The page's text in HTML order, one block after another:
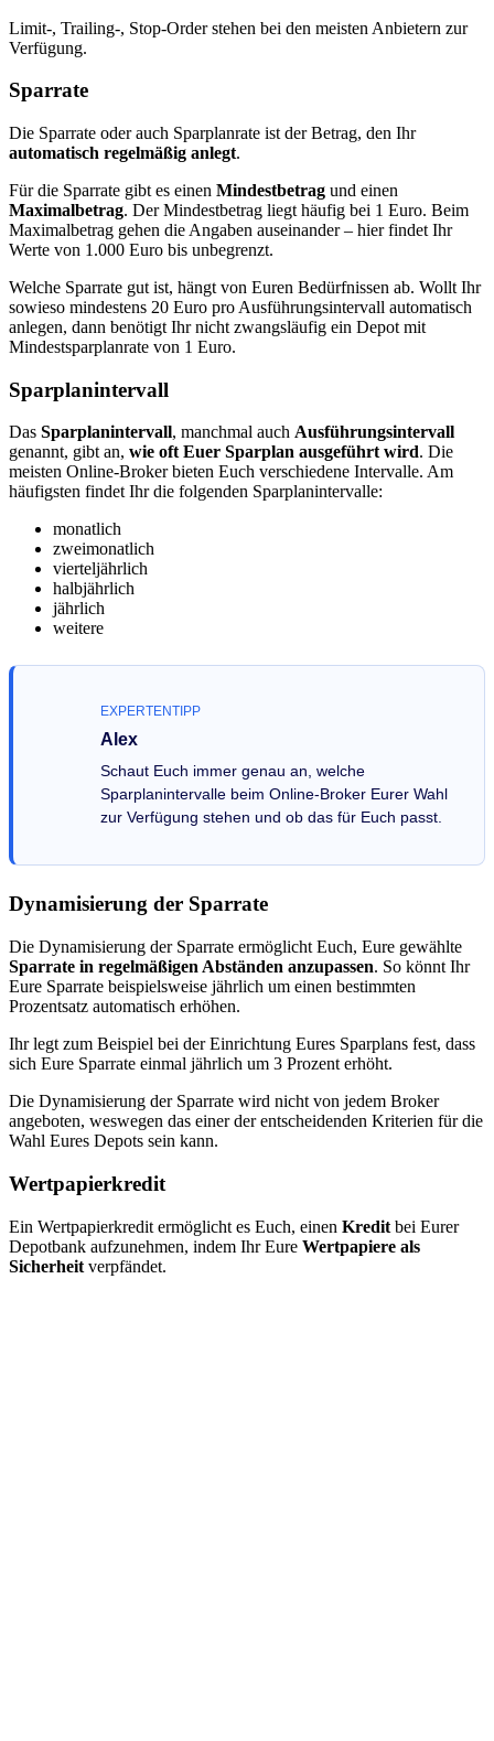
Limit-, Trailing-, Stop-Order stehen bei den meisten Anbietern zur
Verfügung.
Sparrate
Die Sparrate oder auch Sparplanrate ist der Betrag, den Ihr
automatisch regelmäßig anlegt.
Für die Sparrate gibt es einen Mindestbetrag und einen
Maximalbetrag. Der Mindestbetrag liegt häufig bei 1 Euro. Beim
Maximalbetrag gehen die Angaben auseinander – hier findet Ihr
Werte von 1.000 Euro bis unbegrenzt.
Welche Sparrate gut ist, hängt von Euren Bedürfnissen ab. Wollt Ihr
sowieso mindestens 20 Euro pro Ausführungsintervall automatisch
anlegen, dann benötigt Ihr nicht zwangsläufig ein Depot mit
Mindestsparplanrate von 1 Euro.
Sparplanintervall
Das Sparplanintervall, manchmal auch Ausführungsintervall
genannt, gibt an, wie oft Euer Sparplan ausgeführt wird. Die
meisten Online-Broker bieten Euch verschiedene Intervalle. Am
häufigsten findet Ihr die folgenden Sparplanintervalle:
monatlich
zweimonatlich
vierteljährlich
halbjährlich
jährlich
weitere
EXPERTENTIPP
Alex
Schaut Euch immer genau an, welche
Sparplanintervalle beim Online-Broker Eurer Wahl
zur Verfügung stehen und ob das für Euch passt.
Dynamisierung der Sparrate
Die Dynamisierung der Sparrate ermöglicht Euch, Eure gewählte
Sparrate in regelmäßigen Abständen anzupassen. So könnt Ihr
Eure Sparrate beispielsweise jährlich um einen bestimmten
Prozentsatz automatisch erhöhen.
Ihr legt zum Beispiel bei der Einrichtung Eures Sparplans fest, dass
sich Eure Sparrate einmal jährlich um 3 Prozent erhöht.
Die Dynamisierung der Sparrate wird nicht von jedem Broker
angeboten, weswegen das einer der entscheidenden Kriterien für die
Wahl Eures Depots sein kann.
Wertpapierkredit
Ein Wertpapierkredit ermöglicht es Euch, einen Kredit bei Eurer
Depotbank aufzunehmen, indem Ihr Eure Wertpapiere als
Sicherheit verpfändet.